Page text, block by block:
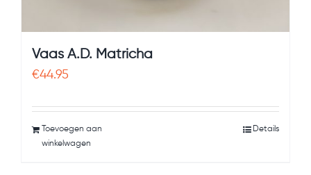
Vaas A.D. Matricha
€44.95
Toevoegen aan
winkelwagen
Details